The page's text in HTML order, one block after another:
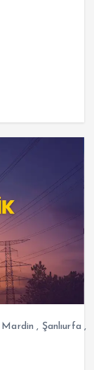
Mardin , Şanlıurfa ,